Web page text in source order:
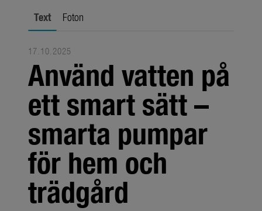
Presskontakt
Text Foton
17.10.2025
Använd vatten på
ett smart sätt –
smarta pumpar
för hem och
trädgård